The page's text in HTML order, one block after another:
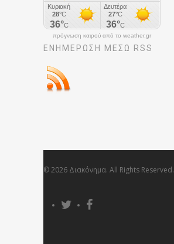
πρόγνωση καιρού από το weather.gr
ΕΝΗΜΈΡΩΣΉ ΜΕΣΩ RSS
© 2026 Διακόνημα. All Rights Reserved.